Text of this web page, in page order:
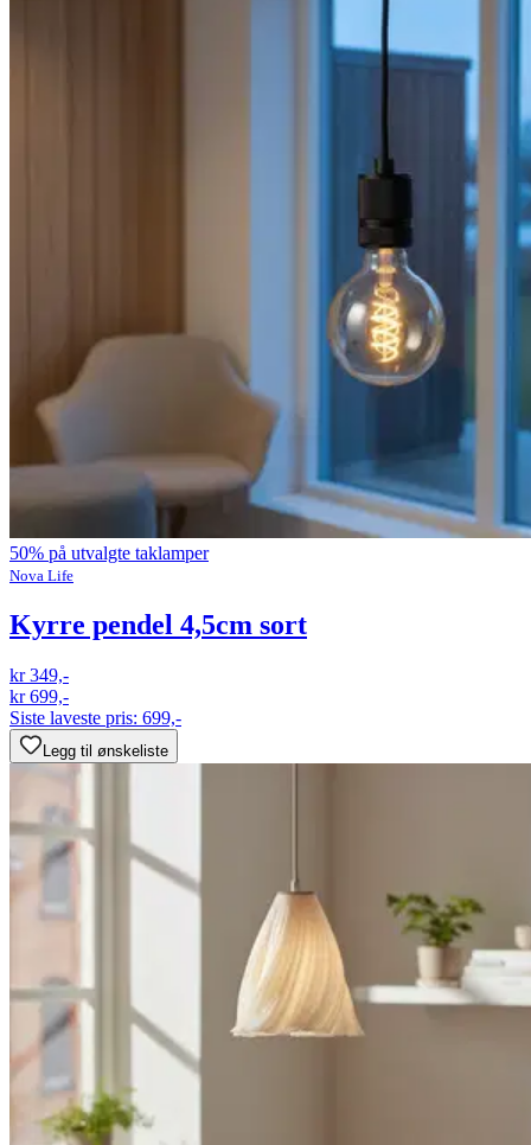
50% på utvalgte taklamper
Nova Life
Kyrre pendel 4,5cm sort
kr 349,-
kr 699,-
Siste laveste pris: 699,-
Legg til ønskeliste